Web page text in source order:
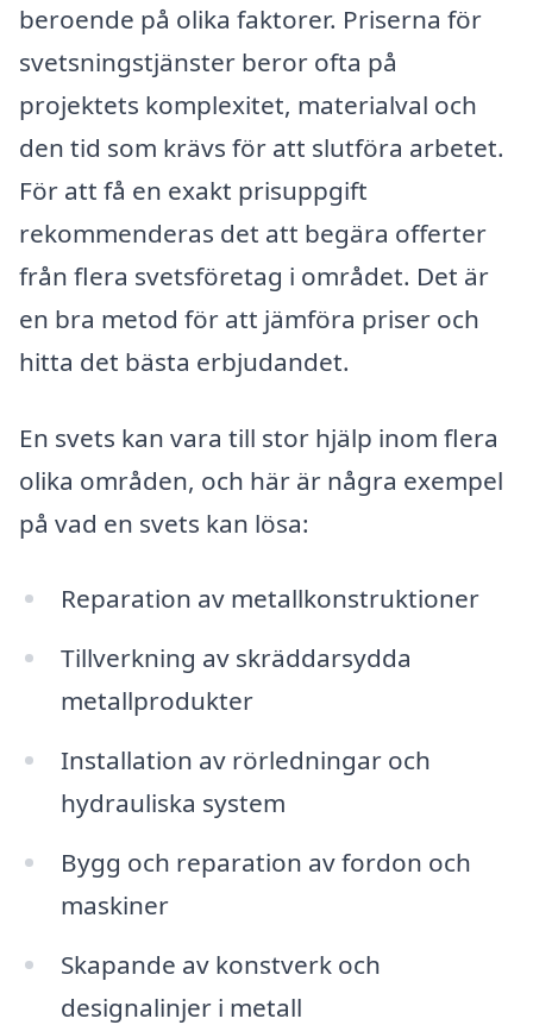
beroende på olika faktorer. Priserna för
svetsningstjänster beror ofta på
projektets komplexitet, materialval och
den tid som krävs för att slutföra arbetet.
För att få en exakt prisuppgift
rekommenderas det att begära offerter
från flera svetsföretag i området. Det är
en bra metod för att jämföra priser och
hitta det bästa erbjudandet.
En svets kan vara till stor hjälp inom flera
olika områden, och här är några exempel
på vad en svets kan lösa:
Reparation av metallkonstruktioner
Tillverkning av skräddarsydda
metallprodukter
Installation av rörledningar och
hydrauliska system
Bygg och reparation av fordon och
maskiner
Skapande av konstverk och
designalinjer i metall